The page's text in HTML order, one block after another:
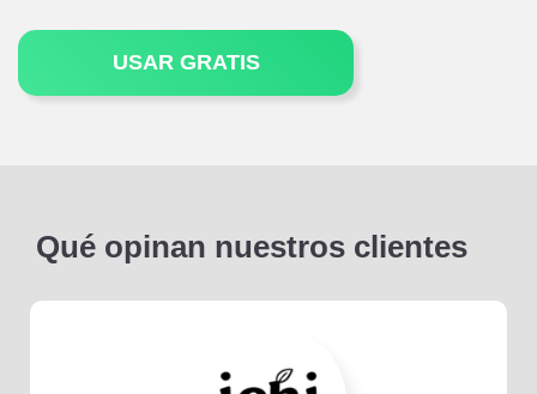
USAR GRATIS
Qué opinan nuestros clientes